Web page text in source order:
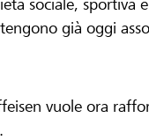
sociale, sportiva
già oggi
vuole ora